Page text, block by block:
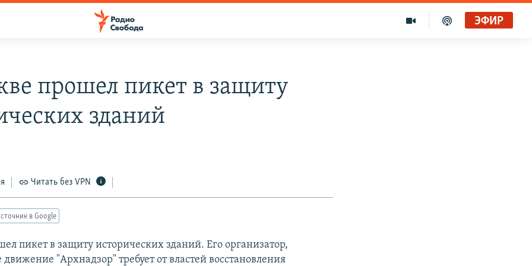
ЭФИР
прошел пикет в защиту
зданий
Читать без VPN
в Google
пикет в защиту исторических зданий. Его организатор,
"Архнадзор" требует от властей восстановления